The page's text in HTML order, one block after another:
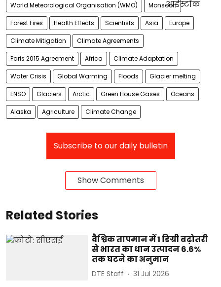
World Meteorological Organisation (WMO) Monsoon
Forest Fires Health Effects Scientists Asia Europe
Climate Mitigation Climate Agreements
Paris 2015 Agreement Africa Climate Adaptation
Water Crisis Global Warming Floods Glacier melting
ENSO Glaciers Arctic Green House Gases Oceans
Alaska Agriculture Climate Change
Subscribe to our daily bulletin
Show Comments
Related Stories
वैश्विक तापमान में 1 डिग्री बढ़ोतरी
से भारत का धान उत्पादन 6.6%
तक घटने का अनुमान
DTE Staff 31 Jul 2026